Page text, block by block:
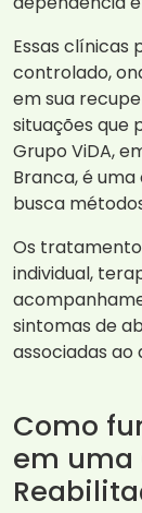
Essas
controlado,
em sua
situações que
Grupo ViDA,
Branca, é
busca
Os
individual,
sintomas de
associadas ao
Como
em uma